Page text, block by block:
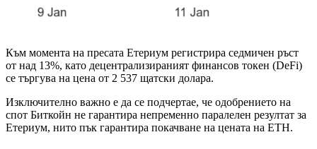
Към момента на пресата Етериум регистрира седмичен ръст
от над 13%, като децентрализираният финансов токен (DeFi)
се търгува на цена от 2 537 щатски долара.
Изключително важно е да се подчертае, че одобрението на
спот Биткойн не гарантира непременно паралелен резултат за
Етериум, нито пък гарантира покачване на цената на ETH.